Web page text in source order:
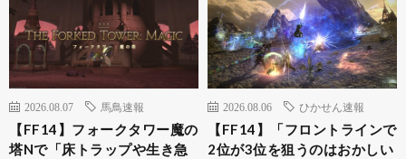
2026.08.07 馬鳥速報
【FF14】フォークタワー魔の
塔Nで「床トラップや生き急
2026.08.06 ひかせん速報
【FF14】「フロントラインで
2位が3位を狙うのはおかしい